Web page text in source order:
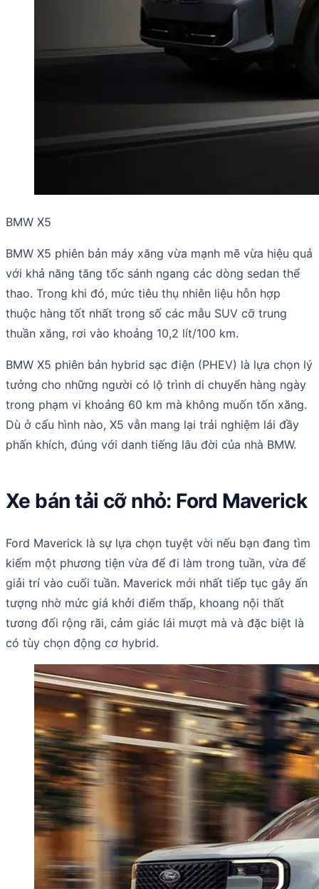
BMW X5
BMW X5 phiên bản máy xăng vừa mạnh mẽ vừa hiệu quả
với khả năng tăng tốc sánh ngang các dòng sedan thể
thao. Trong khi đó, mức tiêu thụ nhiên liệu hỗn hợp
thuộc hàng tốt nhất trong số các mẫu SUV cỡ trung
thuần xăng, rơi vào khoảng 10,2 lít/100 km.
BMW X5 phiên bản hybrid sạc điện (PHEV) là lựa chọn lý
tưởng cho những người có lộ trình di chuyển hàng ngày
trong phạm vi khoảng 60 km mà không muốn tốn xăng.
Dù ở cấu hình nào, X5 vẫn mang lại trải nghiệm lái đầy
phấn khích, đúng với danh tiếng lâu đời của nhà BMW.
Xe bán tải cỡ nhỏ: Ford Maverick
Ford Maverick là sự lựa chọn tuyệt vời nếu bạn đang tìm
kiếm một phương tiện vừa để đi làm trong tuần, vừa để
giải trí vào cuối tuần. Maverick mới nhất tiếp tục gây ấn
tượng nhờ mức giá khởi điểm thấp, khoang nội thất
tương đối rộng rãi, cảm giác lái mượt mà và đặc biệt là
có tùy chọn động cơ hybrid.